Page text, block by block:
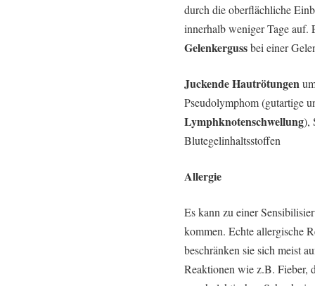
durch die oberflächliche
innerhalb weniger Tage auf.
Gelenkergussbei einer
Juckende Hautrötungen
Pseudolymphom (gutartige
Lymphknotenschwellung),
Blutegelinhaltsstoffen
Allergie
Es kann zu einer
kommen. Echte allergische
beschränken sie sich meist
Reaktionen wie z.B. Fieber,